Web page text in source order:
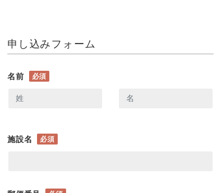
申し込みフォーム
名前 必須
施設名 必須